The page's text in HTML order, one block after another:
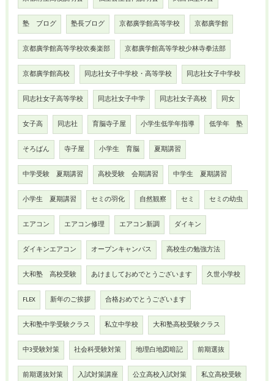
塾 ブログ 塾長ブログ 京都廣学館高等学校 京都廣学館
京都廣学館高等学校吹奏楽部 京都廣学館高等学校少林寺拳法部
京都廣学館高校 同志社女子中学校・高等学校 同志社女子中学校
同志社女子高等学校 同志社女子中学 同志社女子高校 同女
女子高 同志社 育脳寺子屋 小学生低学年指導 低学年 塾
そろばん 寺子屋 小学生 育脳 夏期講習
中学受験 夏期講習 高校受験 会期講習 中学生 夏期講習
小学生 夏期講習 セミの羽化 自然観察 セミ セミの幼虫
エアコン エアコン修理 エアコン新調 ダイキン
ダイキンエアコン オープンキャンパス 高校生の勉強方法
大和塾 高校受験 あけましておめでとうございます 久世小学校
FLEX 新年のご挨拶 合格おめでとうございます
大和塾中学受験クラス 私立中学校 大和塾高校受験クラス
中3受験対策 社会科受験対策 地理白地図暗記 前期選抜
前期選抜対策 入試対策講座 公立高校入試対策 私立高校受験